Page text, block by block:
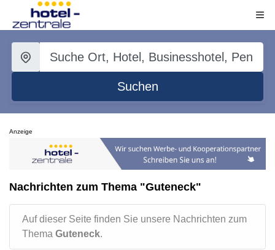
Suchen
Anzeige
Nachrichten zum Thema "Guteneck"
Auf dieser Seite finden Sie unsere Nachrichten zum
Thema Guteneck.